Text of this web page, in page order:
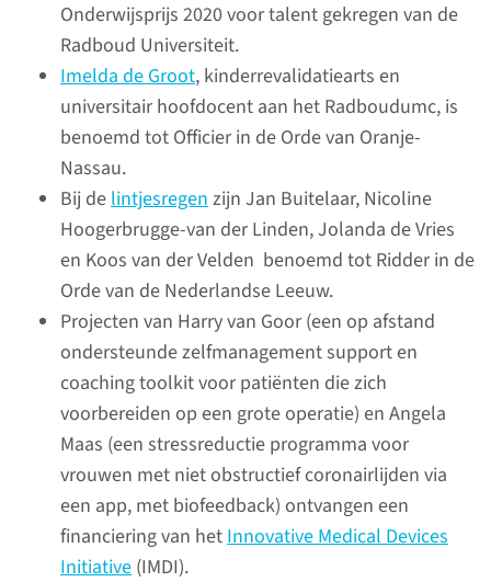
Onderwijsprijs 2020 voor talent gekregen van de
Radboud Universiteit.
Imelda de Groot, kinderrevalidatiearts en
universitair hoofdocent aan het Radboudumc, is
benoemd tot Officier in de Orde van Oranje-
Nassau.
Bij delintjesregenzijn Jan Buitelaar, Nicoline
Hoogerbrugge-van der Linden, Jolanda de Vries
en Koos van der Velden benoemd tot Ridder in de
Orde van de Nederlandse Leeuw.
Projecten van Harry van Goor (een op afstand
ondersteunde zelfmanagement support en
coaching toolkit voor patiënten die zich
voorbereiden op een grote operatie) en Angela
Maas (een stressreductie programma voor
vrouwen met niet obstructief coronairlijden via
een app, met biofeedback) ontvangen een
financiering van hetInnovative Medical Devices
Initiative (IMDI).
Het Radboudumc betrekt
patiënten, hun naasten en
ondersteunende organisaties
bij het wetenschappelijk
onderzoek én bij het in de
praktijk brengen van onze
bevindingen.
lees meer